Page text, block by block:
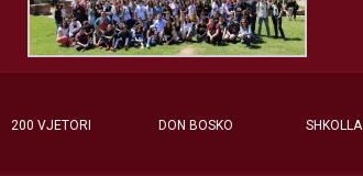
200 VJETORI DON BOSKO SHKOLLA